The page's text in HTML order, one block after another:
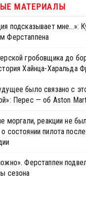
МАТЕРИАЛЫ
подсказывает мне...»:
Ферстаппена
гробовщика до
Хайнца-Харальда
было связано с
Перес — об Aston
моргали, реакции не
состоянии пилота после
Ферстаппен
сезона